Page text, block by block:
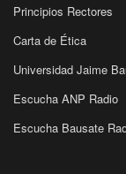
Principios Rectores
Carta de Ética
Universidad Jaime
Escucha ANP Radio
Escucha Bausate